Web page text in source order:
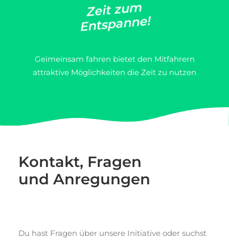
Zeit zum
Entspanne!
Geimeinsam fahren bietet den Mitfahrern
attraktive Möglichkeiten die Zeit zu nutzen
Kontakt, Fragen
und Anregungen
Du hast Fragen über unsere Initiative oder suchst